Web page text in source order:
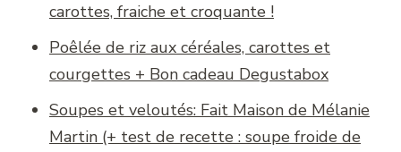
carottes, fraiche et croquante !
Poêlée de riz aux céréales, carottes et
courgettes + Bon cadeau Degustabox
Soupes et veloutés: Fait Maison de Mélanie
Martin (+ test de recette : soupe froide de